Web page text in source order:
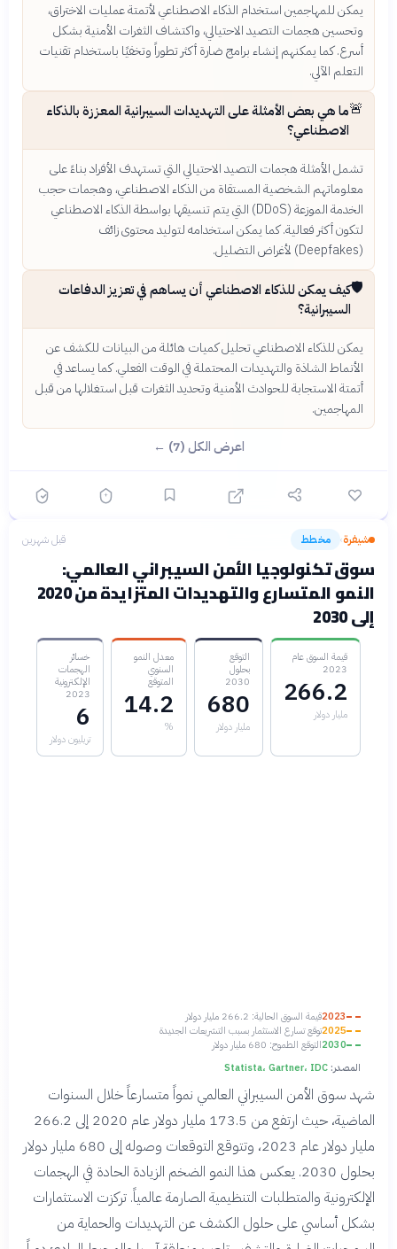
يمكن للمهاجمين استخدام الذكاء الاصطناعي لأتمتة عمليات الاختراق،
وتحسين هجمات التصيد الاحتيالي، واكتشاف الثغرات الأمنية بشكل
أسرع. كما يمكنهم إنشاء برامج ضارة أكثر تطوراً وتخفيًا باستخدام تقنيات
التعلم الآلي.
🚨ما هي بعض الأمثلة على التهديدات السيبرانية المعززة بالذكاء
الاصطناعي؟
تشمل الأمثلة هجمات التصيد الاحتيالي التي تستهدف الأفراد بناءً على
معلوماتهم الشخصية المستقاة من الذكاء الاصطناعي، وهجمات حجب
الخدمة الموزعة (DDoS) التي يتم تنسيقها بواسطة الذكاء الاصطناعي
لتكون أكثر فعالية. كما يمكن استخدامه لتوليد محتوى زائف
(Deepfakes) لأغراض التضليل.
🛡️كيف يمكن للذكاء الاصطناعي أن يساهم في تعزيز الدفاعات
السيبرانية؟
يمكن للذكاء الاصطناعي تحليل كميات هائلة من البيانات للكشف عن
الأنماط الشاذة والتهديدات المحتملة في الوقت الفعلي. كما يساعد في
أتمتة الاستجابة للحوادث الأمنية وتحديد الثغرات قبل استغلالها من قبل
المهاجمين.
اعرض الكل (7) ←
شيفرة› مخطط قبل شهرين
سوق تكنولوجيا الأمن السيبراني العالمي:
النمو المتسارع والتهديدات المتزايدة من 2020
إلى 2030
قيمة السوق عام
2023
266.2
مليار دولار
التوقع
بحلول
2030
680
مليار دولار
معدل النمو
السنوي
المتوقع
14.2
%
خسائر
الهجمات
الإلكترونية
2023
6
تريليون دولار
2023قيمة السوق الحالية: 266.2 مليار دولار
2025توقع تسارع الاستثمار بسبب التشريعات الجديدة
2030التوقع الطموح: 680 مليار دولار
المصدر: Statista، Gartner، IDC
شهد سوق الأمن السيبراني العالمي نمواً متسارعاً خلال السنوات
الماضية، حيث ارتفع من 173.5 مليار دولار عام 2020 إلى 266.2
مليار دولار عام 2023، وتتوقع التوقعات وصوله إلى 680 مليار دولار
بحلول 2030. يعكس هذا النمو الضخم الزيادة الحادة في الهجمات
الإلكترونية والمتطلبات التنظيمية الصارمة عالمياً. تركزت الاستثمارات
بشكل أساسي على حلول الكشف عن التهديدات والحماية من